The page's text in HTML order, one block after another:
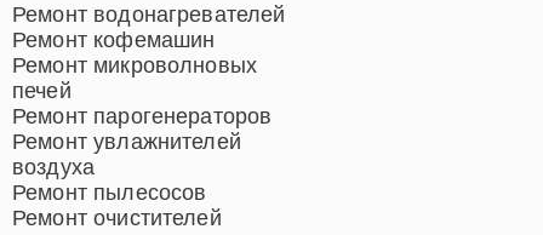
Ремонт водонагревателей
Ремонт кофемашин
Ремонт микроволновых
печей
Ремонт парогенераторов
Ремонт увлажнителей
воздуха
Ремонт пылесосов
Ремонт очистителей